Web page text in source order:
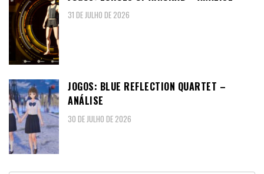
31 DE JULHO DE 2026
JOGOS: BLUE REFLECTION QUARTET –
ANÁLISE
30 DE JULHO DE 2026